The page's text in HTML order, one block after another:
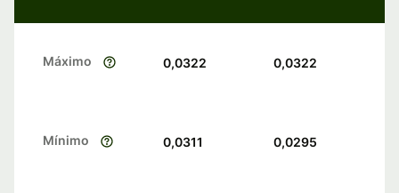
Máximo 0,0322 0,0322
Mínimo 0,0311 0,0295